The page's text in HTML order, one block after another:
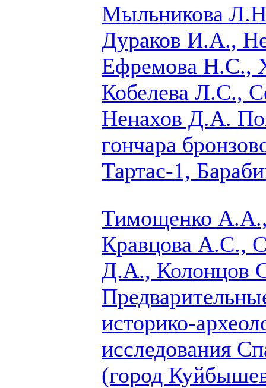
Мыльникова
Дураков И.А.,
Ефремова Н.С.,
Кобелева Л.С.,
Ненахов Д.А.
гончара
Тартас-1,
Тимощенко
Кравцова А.С.,
Д.А., Колонцов
историко-
исследования
(город